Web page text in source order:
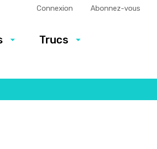
Connexion Abonnez-vous
Trucs